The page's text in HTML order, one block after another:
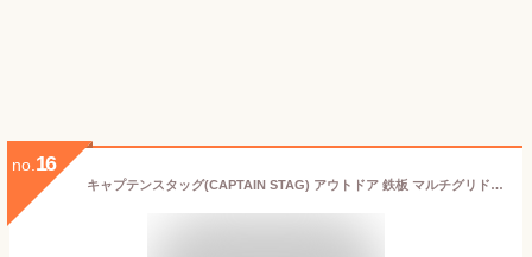
no. 16
キャプテンスタッグ(CAPTAIN STAG) アウトドア 鉄板 マルチグリドル ラウンド グリルプレート 30cm アルミ製 ふっ素加工 オール熱源対応 ブラック UG-1592